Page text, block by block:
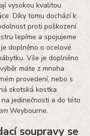
vysokou kvalitou
Díky tomu dochází k
proti poškození
lepíme a spojujeme
doplněno o ocelové
Vše je doplněno
máte z mnoha
provedení, nebo s
skotská kostka
jedinečnosti a do této
Weybourne.
soupravy se